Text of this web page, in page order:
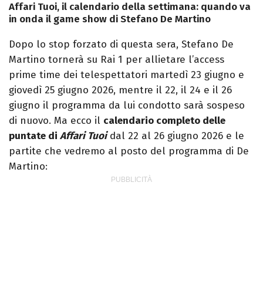
Affari Tuoi, il calendario della settimana: quando va
in onda il game show di Stefano De Martino
Dopo lo stop forzato di questa sera, Stefano De
Martino tornerà su Rai 1 per allietare l’access
prime time dei telespettatori martedì 23 giugno e
giovedì 25 giugno 2026, mentre il 22, il 24 e il 26
giugno il programma da lui condotto sarà sospeso
di nuovo. Ma ecco il calendario completo delle
puntate di Affari Tuoidal 22 al 26 giugno 2026 e le
partite che vedremo al posto del programma di De
Martino: